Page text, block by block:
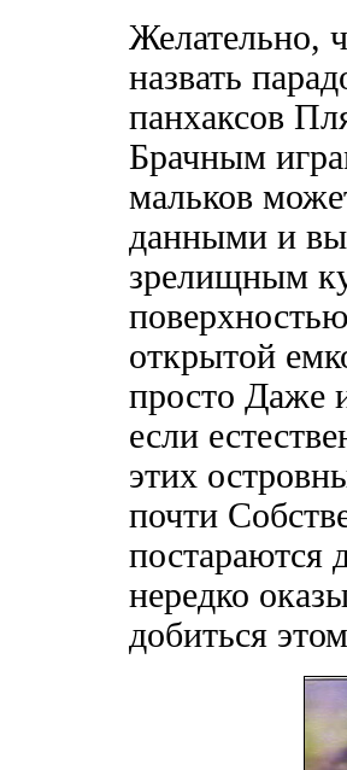
Желательно,
назвать
панхаксов
Брачным
мальков
данными и
зрелищным
открытой
просто Даже
если
этих
почти
постараются
нередко
добиться